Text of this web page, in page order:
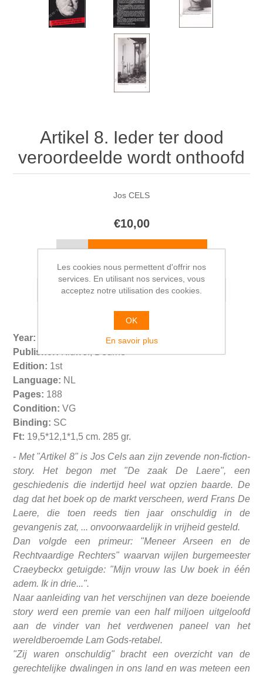
Artikel 8. Ieder ter dood
veroordeelde wordt onthoofd
Jos CELS
€10,00
Year:
Publisher:Kluwer, Deurne
Edition: 1st
Language: NL
Pages: 188
Condition: VG
Binding: SC
Ft: 19,5*12,1*1,5 cm. 285 gr.
- Met "Artikel 8" is Jos Cels aan zijn zevende non-fiction-
story. Het begon met "De zaak De Laere", een
geschiedenis die indertijd heel wat opzien baarde. De
dag dat het boek op de markt verscheen, werd Frans De
Laere, die toen reeds tien jaar onschuldig in de
gevangenis zat, ... onvoorwaardelijk in vrijheid gesteld.
Dan volgde een primeur: "Meneer Arseen en de
Rechtvaardige Rechters" waarvan wijlen burgemeester
Craeybeckx getuigde: "Mijn vrouw las Uw boek in één
adem. Ik in drie...".
Naar aanleiding van het verschijnen van deze boeiende
story werd een premie van een half miljoen uitgeloofd
aan de vinder van het verdwenen paneel van het
wereldberoemde Lam Gods-retabel.
"Zij waren onschuldig" bracht een overzicht van de
gerechtelijke dwalingen in ons land en was meteen een
Les cookies nous permettent d'offrir nos
services. En utilisant nos services, vous
acceptez notre utilisation des cookies.
OK
En savoir plus